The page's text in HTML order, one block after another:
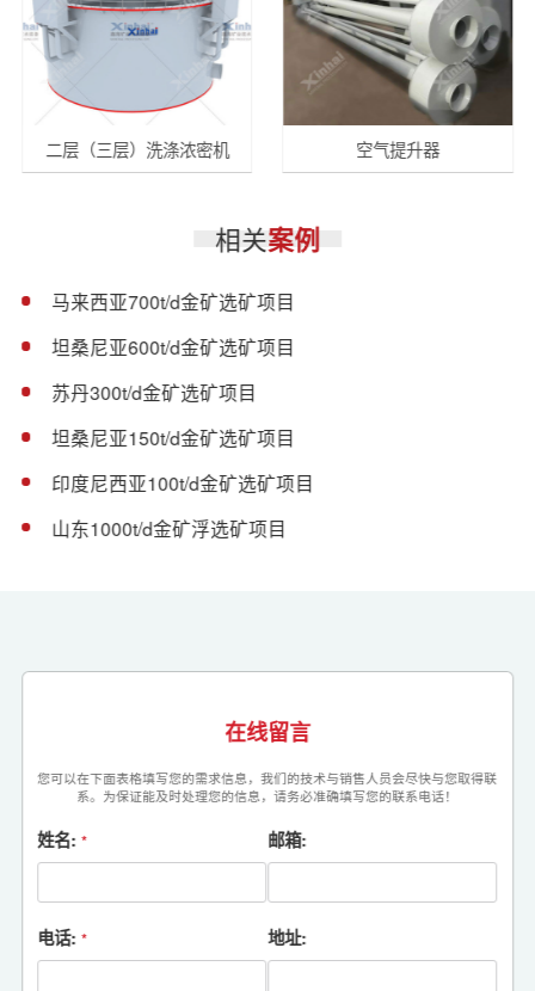
二层（三层）洗涤浓密机 空气提升器
相关案例
马来西亚700t/d金矿选矿项目
坦桑尼亚600t/d金矿选矿项目
苏丹300t/d金矿选矿项目
坦桑尼亚150t/d金矿选矿项目
印度尼西亚100t/d金矿选矿项目
山东1000t/d金矿浮选矿项目
在线留言
您可以在下面表格填写您的需求信息，我们的技术与销售人员会尽快与您取得联
系。为保证能及时处理您的信息，请务必准确填写您的联系电话！
姓名: * 邮箱:
电话: * 地址: